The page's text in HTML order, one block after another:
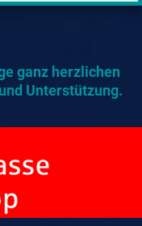
ganz herzlichen
Unterstützung.